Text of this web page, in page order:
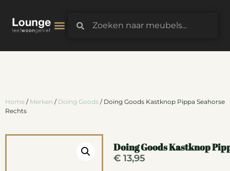
Home / Merken / Doing Goods / Doing Goods Kastknop Pippa Seahorse
Rechts
Doing Goods Kastknop
€13,95